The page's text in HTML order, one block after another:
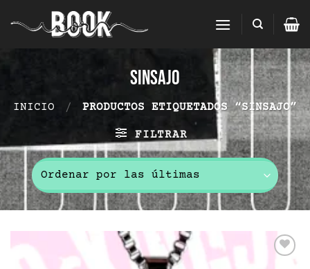
al
sinsajo
INICIO / PRODUCTOS ETIQUETADOS “SINSAJO”
FILTRAR